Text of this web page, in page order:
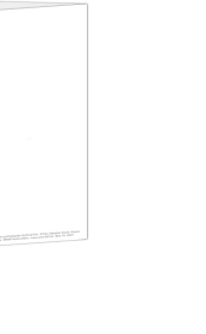
Mord. Jeder
Es ist die
Sonderrolle
in die
das so
Weltreligion
aus Liebe
Liebe nur